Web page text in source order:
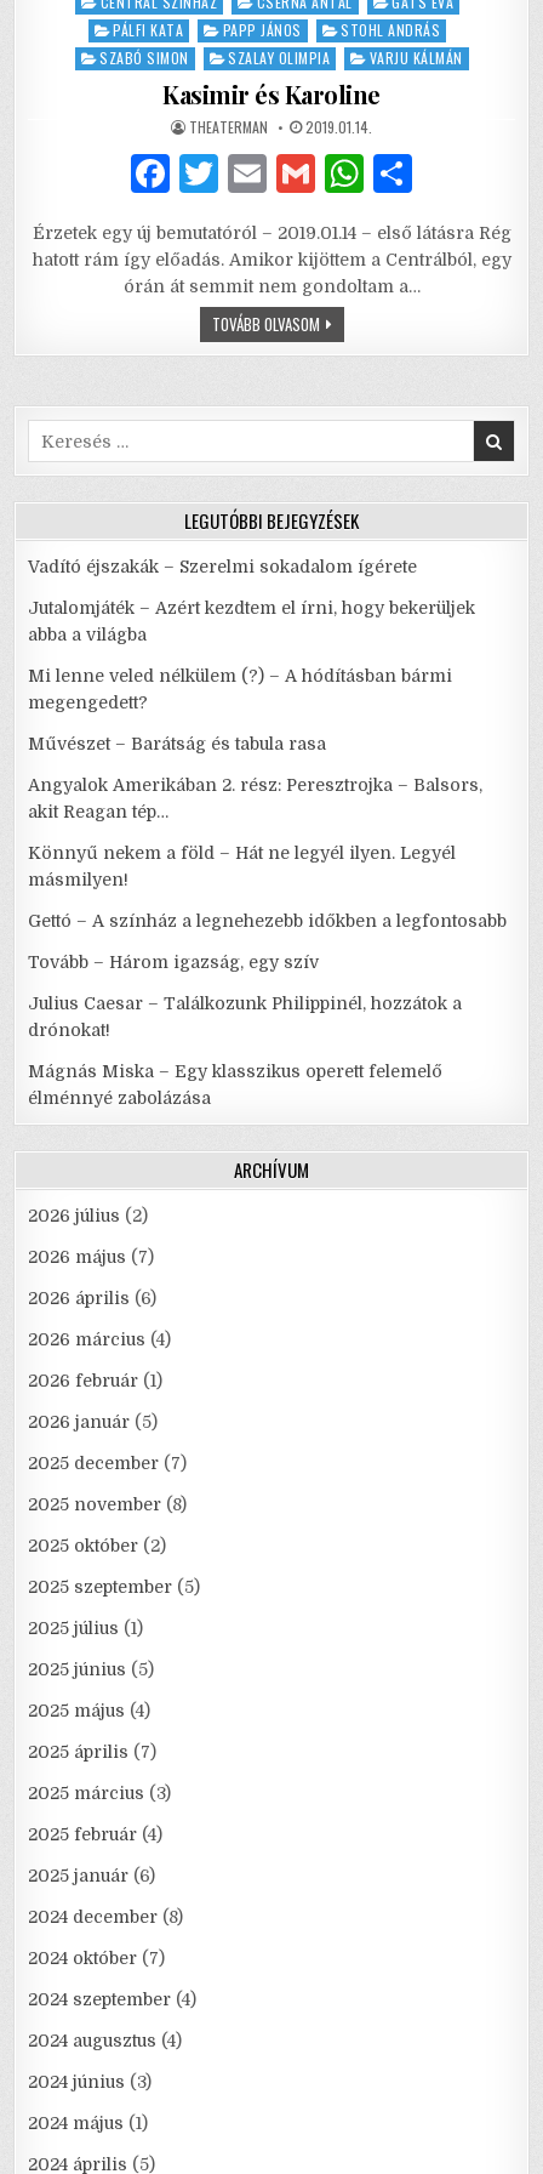
PÁLFI KATA
PAPP JÁNOS
STOHL ANDRÁS
SZABÓ SIMON
SZALAY OLIMPIA VARJU KÁLMÁN
Kasimir és Karoline
AUTHOR:
THEATERMAN PUBLISHED
DATE:
2019.01.14.
F
c
e
o
o
T
it
te
r
E
ai
l
G
ai
l
W
at
s
p
p
ar
Érzetek egy új bemutatóról – 2019.01.14 – első látásra Rég
hatott rám így előadás. Amikor kijöttem a Centrálból, egy
órán át semmit nem gondoltam a…
TOVÁBB OLVASOMKASIMIR
ÉS
KAROLINE
Search
for:
LEGUTÓBBI BEJEGYZÉSEK
Vadító éjszakák – Szerelmi sokadalom ígérete
Jutalomjáték – Azért kezdtem el írni, hogy bekerüljek
abba a világba
Mi lenne veled nélkülem (?) – A hódításban bármi
megengedett?
Művészet – Barátság és tabula rasa
Angyalok Amerikában 2. rész: Peresztrojka – Balsors,
akit Reagan tép…
Könnyű nekem a föld – Hát ne legyél ilyen. Legyél
másmilyen!
Gettó – A színház a legnehezebb időkben a legfontosabb
Tovább – Három igazság, egy szív
Julius Caesar – Találkozunk Philippinél, hozzátok a
drónokat!
Mágnás Miska – Egy klasszikus operett felemelő
élménnyé zabolázása
ARCHÍVUM
2026 július (2)
2026 május (7)
2026 április (6)
2026 március (4)
2026 február (1)
2026 január (5)
2025 december (7)
2025 november (8)
2025 október (2)
2025 szeptember (5)
2025 július (1)
2025 június (5)
2025 május (4)
2025 április (7)
2025 március (3)
2025 február (4)
2025 január (6)
2024 december (8)
2024 október (7)
2024 szeptember (4)
2024 augusztus (4)
2024 június (3)
2024 május (1)
2024 április (5)